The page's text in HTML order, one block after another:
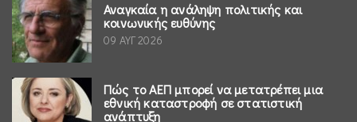
Αναγκαία η ανάληψη πολιτικής και
κοινωνικής ευθύνης
09 ΑΥΓ 2026
Πώς το ΑΕΠ μπορεί να μετατρέπει μια
εθνική καταστροφή σε στατιστική
ανάπτυξη